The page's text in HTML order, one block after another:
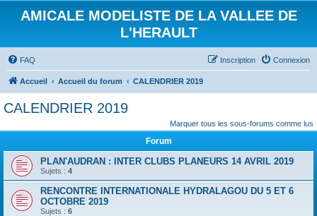
AMICALE MODELISTE DE LA VALLEE DE
L'HERAULT
FAQ Connexion
Inscription
Accueil Accueil du forum CALENDRIER 2019
CALENDRIER 2019
Marquer tous les sous-forums comme lus
Forum
PLAN'AUDRAN : INTER CLUBS PLANEURS 14 AVRIL 2019
Sujets : 4
RENCONTRE INTERNATIONALE HYDRALAGOU DU 5 ET 6
OCTOBRE 2019
Sujets : 6